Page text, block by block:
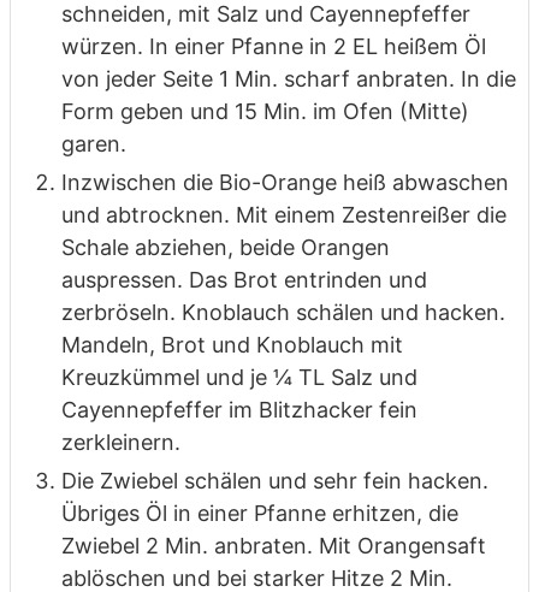
schneiden, mit Salz und Cayennepfeffer
würzen. In einer Pfanne in 2 EL heißem Öl
von jeder Seite 1 Min. scharf anbraten. In die
Form geben und 15 Min. im Ofen (Mitte)
garen.
Inzwischen die Bio-Orange heiß abwaschen
und abtrocknen. Mit einem Zestenreißer die
Schale abziehen, beide Orangen
auspressen. Das Brot entrinden und
zerbröseln. Knoblauch schälen und hacken.
Mandeln, Brot und Knoblauch mit
Kreuzkümmel und je ¼ TL Salz und
Cayennepfeffer im Blitzhacker fein
zerkleinern.
Die Zwiebel schälen und sehr fein hacken.
Übriges Öl in einer Pfanne erhitzen, die
Zwiebel 2 Min. anbraten. Mit Orangensaft
ablöschen und bei starker Hitze 2 Min.